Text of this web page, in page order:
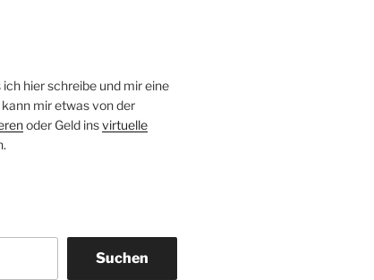
hier schreibe und mir eine
mir etwas von der
oder Geld insvirtuelle
Suchen